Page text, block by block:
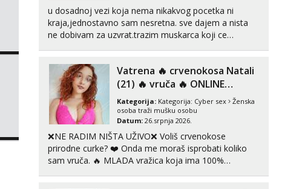
Ivančica
Čekam tvoj poziv!
Čekam tvoj poziv!
Tel: 064/677-677- Kod: #123
tel:0,93€ - mob:1,12€ min
Anđela
Čekam tvoj poziv!
u dosadnoj vezi koja nema nikakvog pocetka ni
kraja,jednostavno sam nesretna. sve dajem a nista
ne dobivam za uzvrat.trazim muskarca koji ce
poljupce po tijelu koji me jako pale,obozavam kad
muskar...
Vatrena ‎️‍🔥 crvenokosa Natali
(21) ‎️‍🔥 vruča‎ ️‍🔥 ONLINE
ZABAVA
Kategorija: Kategorija: Cyber sex
Ženska
osoba traži mušku osobu
Datum: 26.srpnja 2026.
❌NE RADIM NIŠTA UŽIVO❌ Voliš crvenokose
prirodne curke? ❤️ Onda me moraš isprobati koliko
sam vruča.‎ ️‍🔥 MLADA vražica koja ima 100%